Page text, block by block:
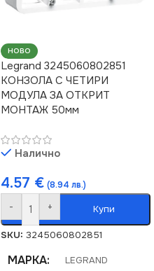
НОВО
Legrand 3245060802851
КОНЗОЛА С ЧЕТИРИ
МОДУЛА ЗА ОТКРИТ
МОНТАЖ 50мм
Налично
4.57 € (8.94 лв.)
- + Купи
SKU: 3245060802851
МАРКА LEGRAND